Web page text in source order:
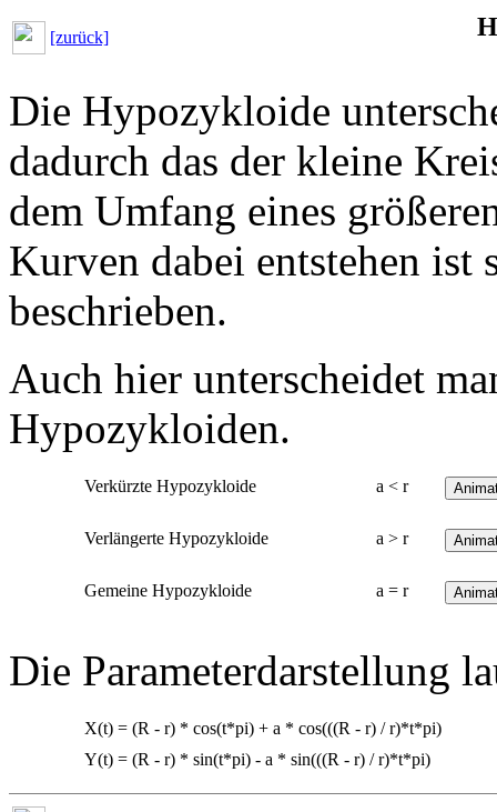
[zurück]
Die Hypozykloide
dadurch das der kleine
dem Umfang eines
Kurven dabei entstehen ist
beschrieben.
Auch hier unterscheidet
Hypozykloiden.
Verkürzte Hypozykloide a < r
Verlängerte Hypozykloide a > r
Gemeine Hypozykloide a = r
Die Parameterdarstellung
X(t) = (R - r) * cos(t*pi) + a * cos(((R - r) / r)*t*pi)
Y(t) = (R - r) * sin(t*pi) - a * sin(((R - r) / r)*t*pi)